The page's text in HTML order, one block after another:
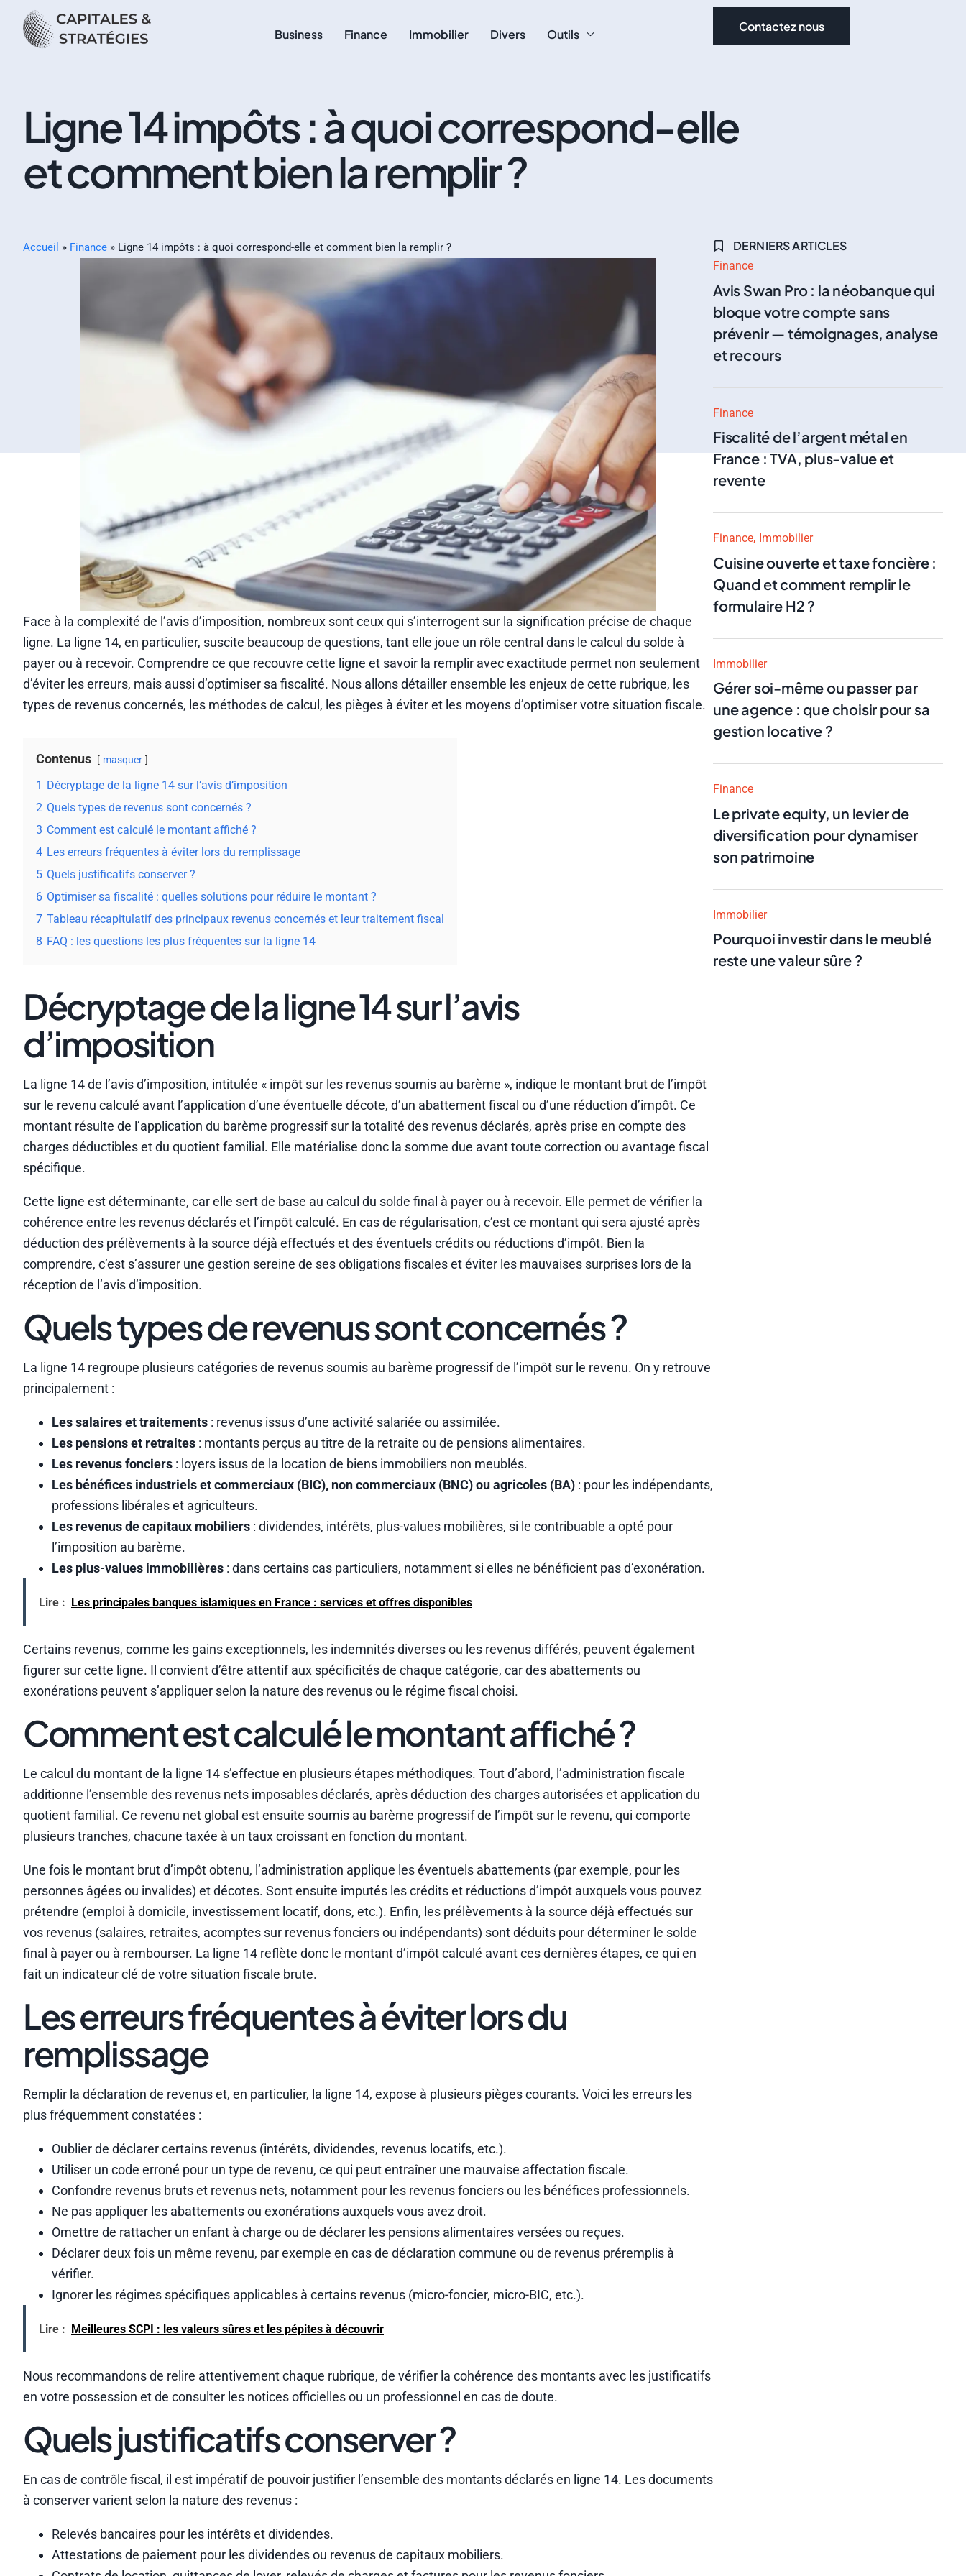
Business Finance Immobilier Divers Outils Contactez nous
Ligne 14 impôts : à quoi correspond-elle
et comment bien la remplir ?
Accueil » Finance » Ligne 14 impôts : à quoi correspond-elle et comment bien la remplir ?
Face à la complexité de l’avis d’imposition, nombreux sont ceux qui s’interrogent sur la signification précise de chaque
ligne. La ligne 14, en particulier, suscite beaucoup de questions, tant elle joue un rôle central dans le calcul du solde à
payer ou à recevoir. Comprendre ce que recouvre cette ligne et savoir la remplir avec exactitude permet non seulement
d’éviter les erreurs, mais aussi d’optimiser sa fiscalité. Nous allons détailler ensemble les enjeux de cette rubrique, les
types de revenus concernés, les méthodes de calcul, les pièges à éviter et les moyens d’optimiser votre situation fiscale.
Contenus masquer
1 Décryptage de la ligne 14 sur l’avis d’imposition
2 Quels types de revenus sont concernés ?
3 Comment est calculé le montant affiché ?
4 Les erreurs fréquentes à éviter lors du remplissage
5 Quels justificatifs conserver ?
6 Optimiser sa fiscalité : quelles solutions pour réduire le montant ?
7 Tableau récapitulatif des principaux revenus concernés et leur traitement fiscal
8 FAQ : les questions les plus fréquentes sur la ligne 14
Décryptage de la ligne 14 sur l’avis
d’imposition
La ligne 14 de l’avis d’imposition, intitulée « impôt sur les revenus soumis au barème », indique le montant brut de l’impôt
sur le revenu calculé avant l’application d’une éventuelle décote, d’un abattement fiscal ou d’une réduction d’impôt. Ce
montant résulte de l’application du barème progressif sur la totalité des revenus déclarés, après prise en compte des
charges déductibles et du quotient familial. Elle matérialise donc la somme due avant toute correction ou avantage fiscal
spécifique.
Cette ligne est déterminante, car elle sert de base au calcul du solde final à payer ou à recevoir. Elle permet de vérifier la
cohérence entre les revenus déclarés et l’impôt calculé. En cas de régularisation, c’est ce montant qui sera ajusté après
déduction des prélèvements à la source déjà effectués et des éventuels crédits ou réductions d’impôt. Bien la
comprendre, c’est s’assurer une gestion sereine de ses obligations fiscales et éviter les mauvaises surprises lors de la
réception de l’avis d’imposition.
Quels types de revenus sont concernés ?
La ligne 14 regroupe plusieurs catégories de revenus soumis au barème progressif de l’impôt sur le revenu. On y retrouve
principalement :
Les salaires et traitements : revenus issus d’une activité salariée ou assimilée.
Les pensions et retraites : montants perçus au titre de la retraite ou de pensions alimentaires.
Les revenus fonciers : loyers issus de la location de biens immobiliers non meublés.
Les bénéfices industriels et commerciaux (BIC), non commerciaux (BNC) ou agricoles (BA) : pour les indépendants,
professions libérales et agriculteurs.
Les revenus de capitaux mobiliers : dividendes, intérêts, plus-values mobilières, si le contribuable a opté pour
l’imposition au barème.
Les plus-values immobilières : dans certains cas particuliers, notamment si elles ne bénéficient pas d’exonération.
Lire : Les principales banques islamiques en France : services et offres disponibles
Certains revenus, comme les gains exceptionnels, les indemnités diverses ou les revenus différés, peuvent également
figurer sur cette ligne. Il convient d’être attentif aux spécificités de chaque catégorie, car des abattements ou
exonérations peuvent s’appliquer selon la nature des revenus ou le régime fiscal choisi.
Comment est calculé le montant affiché ?
Le calcul du montant de la ligne 14 s’effectue en plusieurs étapes méthodiques. Tout d’abord, l’administration fiscale
additionne l’ensemble des revenus nets imposables déclarés, après déduction des charges autorisées et application du
quotient familial. Ce revenu net global est ensuite soumis au barème progressif de l’impôt sur le revenu, qui comporte
plusieurs tranches, chacune taxée à un taux croissant en fonction du montant.
Une fois le montant brut d’impôt obtenu, l’administration applique les éventuels abattements (par exemple, pour les
personnes âgées ou invalides) et décotes. Sont ensuite imputés les crédits et réductions d’impôt auxquels vous pouvez
prétendre (emploi à domicile, investissement locatif, dons, etc.). Enfin, les prélèvements à la source déjà effectués sur
vos revenus (salaires, retraites, acomptes sur revenus fonciers ou indépendants) sont déduits pour déterminer le solde
final à payer ou à rembourser. La ligne 14 reflète donc le montant d’impôt calculé avant ces dernières étapes, ce qui en
fait un indicateur clé de votre situation fiscale brute.
Les erreurs fréquentes à éviter lors du
remplissage
Remplir la déclaration de revenus et, en particulier, la ligne 14, expose à plusieurs pièges courants. Voici les erreurs les
plus fréquemment constatées :
Oublier de déclarer certains revenus (intérêts, dividendes, revenus locatifs, etc.).
Utiliser un code erroné pour un type de revenu, ce qui peut entraîner une mauvaise affectation fiscale.
Confondre revenus bruts et revenus nets, notamment pour les revenus fonciers ou les bénéfices professionnels.
Ne pas appliquer les abattements ou exonérations auxquels vous avez droit.
Omettre de rattacher un enfant à charge ou de déclarer les pensions alimentaires versées ou reçues.
Déclarer deux fois un même revenu, par exemple en cas de déclaration commune ou de revenus préremplis à
vérifier.
Ignorer les régimes spécifiques applicables à certains revenus (micro-foncier, micro-BIC, etc.).
Lire : Meilleures SCPI : les valeurs sûres et les pépites à découvrir
Nous recommandons de relire attentivement chaque rubrique, de vérifier la cohérence des montants avec les justificatifs
en votre possession et de consulter les notices officielles ou un professionnel en cas de doute.
Quels justificatifs conserver ?
En cas de contrôle fiscal, il est impératif de pouvoir justifier l’ensemble des montants déclarés en ligne 14. Les documents
à conserver varient selon la nature des revenus :
Relevés bancaires pour les intérêts et dividendes.
Attestations de paiement pour les dividendes ou revenus de capitaux mobiliers.
DERNIERS ARTICLES
Finance
Avis Swan Pro : la néobanque qui
bloque votre compte sans
prévenir — témoignages, analyse
et recours
Finance
Fiscalité de l’argent métal en
France : TVA, plus-value et
revente
Finance Immobilier
Cuisine ouverte et taxe foncière :
Quand et comment remplir le
formulaire H2 ?
Immobilier
Gérer soi-même ou passer par
une agence : que choisir pour sa
gestion locative ?
Finance
Le private equity, un levier de
diversification pour dynamiser
son patrimoine
Immobilier
Pourquoi investir dans le meublé
reste une valeur sûre ?